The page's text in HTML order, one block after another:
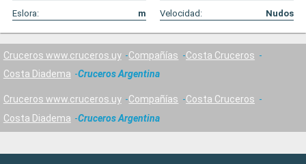
Eslora:
m Velocidad: Nudos
Cruceros www.cruceros.uy Compañías
Costa Cruceros
Costa Diadema
Cruceros Argentina
Cruceros www.cruceros.uy Compañías
Costa Cruceros
Costa Diadema
Cruceros Argentina